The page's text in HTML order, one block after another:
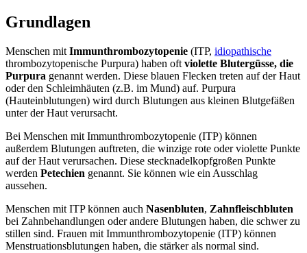
Grundlagen
Menschen mit Immunthrombozytopenie (ITP, idiopathische
thrombozytopenische Purpura) haben oft violette Blutergüsse, die
Purpura genannt werden. Diese blauen Flecken treten auf der Haut
oder den Schleimhäuten (z.B. im Mund) auf. Purpura
(Hauteinblutungen) wird durch Blutungen aus kleinen Blutgefäßen
unter der Haut verursacht.
Bei Menschen mit Immunthrombozytopenie (ITP) können
außerdem Blutungen auftreten, die winzige rote oder violette Punkte
auf der Haut verursachen. Diese stecknadelkopfgroßen Punkte
werden Petechien genannt. Sie können wie ein Ausschlag
aussehen.
Menschen mit ITP können auch Nasenbluten, Zahnfleischbluten
bei Zahnbehandlungen oder andere Blutungen haben, die schwer zu
stillen sind. Frauen mit Immunthrombozytopenie (ITP) können
Menstruationsblutungen haben, die stärker als normal sind.